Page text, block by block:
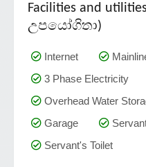
Facilities and
උපයෝගිතා)
Internet
3 Phase Electricity
Overhead Water
Garage
Servant's Toilet